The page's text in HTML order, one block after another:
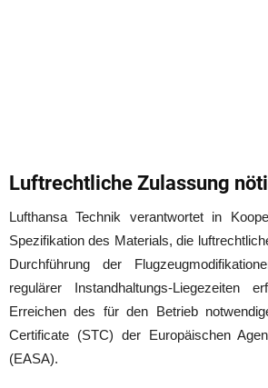
Luftrechtliche Zulassung
Lufthansa Technik verantwortet in
Spezifikation des Materials, die
Durchführung der
regulärer Instandhaltungs-Liegezeiten
Erreichen des für den Betrieb
Certificate (STC) der Europäischen
(EASA).